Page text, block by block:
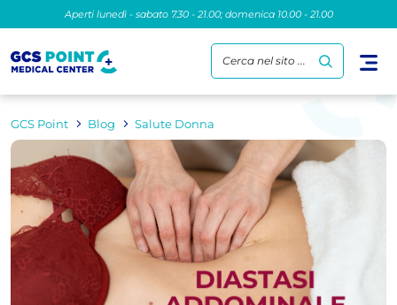
Aperti lunedì - sabato 7.30 - 21.00; domenica 10.00 - 21.00
Cerca nel sito ...
GCS Point Blog Salute Donna